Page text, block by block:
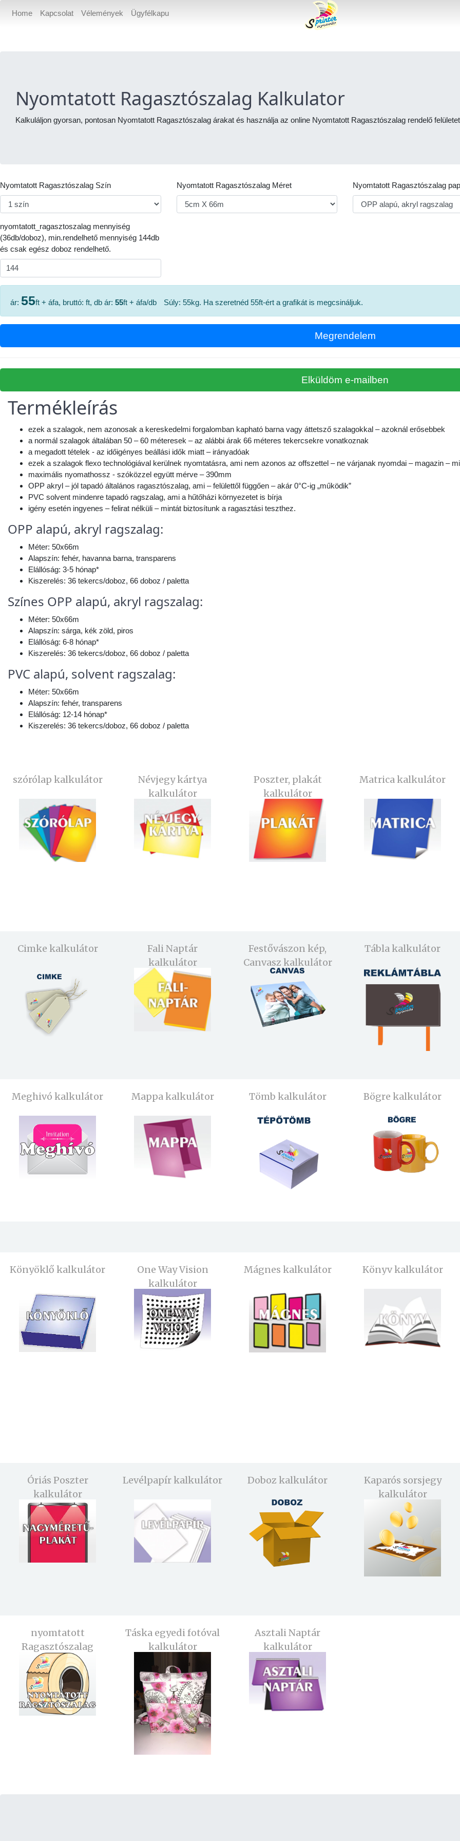
Home(current)
Kapcsolat Vélemények Ügyfélkapu
Nyomtatott Ragasztószalag Kalkulator
Kalkuláljon gyorsan, pontosan Nyomtatott Ragasztószalag árakat és használja az online Nyomtatott Ragasztószalag rendelő
Nyomtatott Ragasztószalag Szín Nyomtatott Ragasztószalag Méret Nyomtatott Ragasztószalag
nyomtatott_ragasztoszalag mennyiség
(36db/doboz), min.rendelhető mennyiség 144db
és csak egész doboz rendelhető.
ár: 55ft + áfa, bruttó: ft, db ár: 55ft + áfa/db Súly: 55kg. Ha szeretnéd 55ft-ért a grafikát is megcsináljuk.
Termékleírás
ezek a szalagok, nem azonosak a kereskedelmi forgalomban kapható barna vagy áttetsző szalagokkal – azoknál erősebbek
a normál szalagok általában 50 – 60 méteresek – az alábbi árak 66 méteres tekercsekre vonatkoznak
a megadott tételek - az időigényes beállási idők miatt – irányadóak
ezek a szalagok flexo technológiával kerülnek nyomtatásra, ami nem azonos az offszettel – ne várjanak nyomdai – magazin –
maximális nyomathossz - szóközzel együtt mérve – 390mm
OPP akryl – jól tapadó általános ragasztószalag, ami – felülettől függően – akár 0°C-ig „működik”
PVC solvent mindenre tapadó ragszalag, ami a hűtőházi környezetet is bírja
igény esetén ingyenes – felirat nélküli – mintát biztosítunk a ragasztási teszthez.
OPP alapú, akryl ragszalag:
Méter: 50x66m
Alapszín: fehér, havanna barna, transparens
Elállóság: 3-5 hónap*
Kiszerelés: 36 tekercs/doboz, 66 doboz / paletta
Színes OPP alapú, akryl ragszalag:
Méter: 50x66m
Alapszín: sárga, kék zöld, piros
Elállóság: 6-8 hónap*
Kiszerelés: 36 tekercs/doboz, 66 doboz / paletta
PVC alapú, solvent ragszalag:
Méter: 50x66m
Alapszín: fehér, transparens
Elállóság: 12-14 hónap*
Kiszerelés: 36 tekercs/doboz, 66 doboz / paletta
szórólap kalkulátor
Névjegy kártya
kalkulátor
Poszter, plakát
kalkulátor
Matrica kalkulátor
Cimke kalkulátor
Fali Naptár
kalkulátor
Festővászon kép,
Canvasz kalkulátor
Tábla kalkulátor
Meghivó kalkulátor Mappa kalkulátor Tömb kalkulátor Bögre kalkulátor
Könyöklő kalkulátor
One Way Vision
kalkulátor
Mágnes kalkulátor Könyv kalkulátor
Óriás Poszter
kalkulátor
Levélpapír kalkulátor Doboz kalkulátor
Kaparós sorsjegy
kalkulátor
nyomtatott
Ragasztószalag
kalkulátor
Táska egyedi fotóval
kalkulátor
Asztali Naptár
kalkulátor